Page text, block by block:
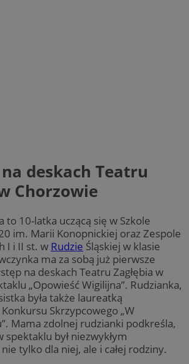
deskach Teatru
Chorzowie
to 10-latka uczącą się w Szkole
im. Marii Konopnickiej oraz Zespole
I i II st. w Rudzie Śląskiej w klasie
ma za sobą już pierwsze
na deskach Teatru Zagłębia w
„Opowieść Wigilijna”. Rudzianka,
była także laureatką
Skrzypcowego „W
Mama zdolnej rudzianki podkreśla,
był niezwykłym
tylko dla niej, ale i całej rodziny.